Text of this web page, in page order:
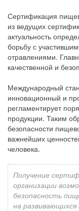
Сертификация
из ведущих
актуальность
борьбу с
отравлениями.
качественной и
Международный
инновационный и
регламентирует
продукции. Таким
безопасности
важнейших
человека.
Получение
организации
безопасность
на